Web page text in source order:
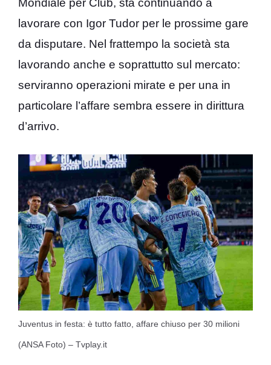
Mondiale per Club, sta continuando a
lavorare con Igor Tudor per le prossime gare
da disputare. Nel frattempo la società sta
lavorando anche e soprattutto sul mercato:
serviranno operazioni mirate e per una in
particolare l’affare sembra essere in dirittura
d’arrivo.
Juventus in festa: è tutto fatto, affare chiuso per 30 milioni
(ANSA Foto) – Tvplay.it